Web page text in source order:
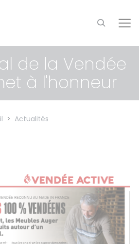
de la Vendée
à l'honneur
> Actualités